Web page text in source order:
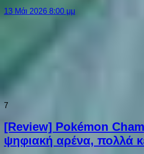
13 Μάι 2026 8:00 μμ
7
[Review] Pokémon
ψηφιακή αρένα, πολλά